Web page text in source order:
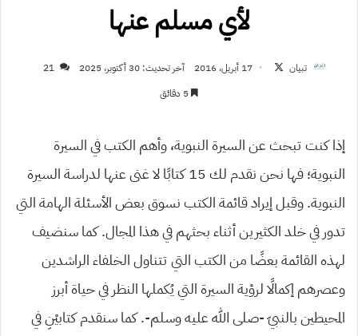
لأي مسلم عنها
تبيان
تابع
17 أبريل، 2016 آخر تحديث: 30 أكتوبر، 2025
21
إذا كنت تبحث عن السيرة النبوية، وأهم الكتب في السيرة
النبوية؛ فها نحن نقدم لك 15 كتابًا لا غنى عنها لدراسة السيرة
النبوية. وقبل إيراد قائمة الكتب نسوق بعض الأسئلة الهامة التي
تدور في خلد الكثيرين أثناء بحثهم في هذا المجال. كما سنضيف
لهذه القائمة بعضًا من الكتب التي تتناول الخلفاء الراشدين
وعصرهم إكمالًا لرؤية السيرة التي يُكملها النظر في حياة أبرز
المحيطين بالنبيّ -صلى الله عليه وسلم-. كما سنقدم كتابيْنِ في